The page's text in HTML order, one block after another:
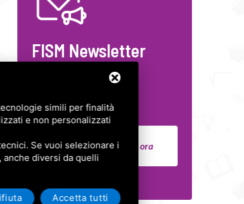
FISM Newsletter
Compila il modulo e resta
Iscriviti ora
simili per finalità
e non personalizzati
Se vuoi selezionare i
diversi da quelli
Accetta tutti